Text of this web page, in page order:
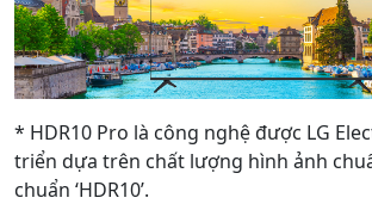
* HDR10 Pro là công nghệ được LG
triển dựa trên chất lượng hình ảnh
chuẩn ‘HDR10’.